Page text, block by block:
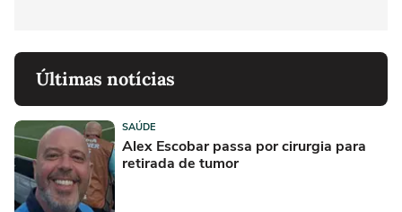
Últimas notícias
SAÚDE
Alex Escobar passa por cirurgia para
retirada de tumor